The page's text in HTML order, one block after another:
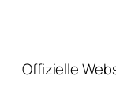
Offizielle